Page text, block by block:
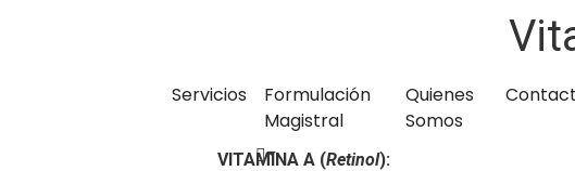
Servicios
Formulación
Magistral
Quienes
Somos
VITAMINA A (Retinol):